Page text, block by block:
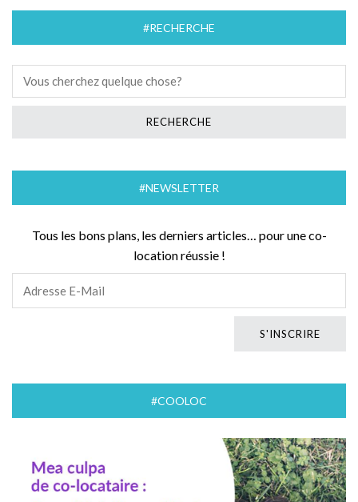
#RECHERCHE
#NEWSLETTER
Tous les bons plans, les derniers articles… pour une co-
location réussie !
#COOLOC